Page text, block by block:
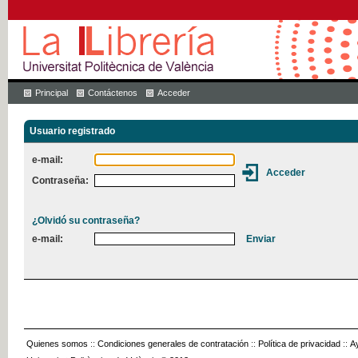
Principal Contáctenos Acceder
Usuario registrado
e-mail:
Contraseña:
¿Olvidó su contraseña?
e-mail:
Quienes somos :: Condiciones generales de contratación :: Política de privacidad ::